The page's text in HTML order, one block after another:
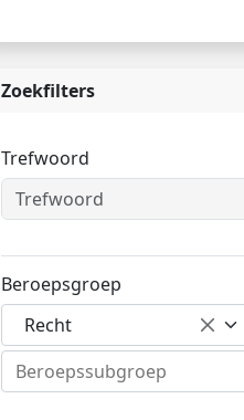
Zoekfilters
Trefwoord
Beroepsgroep
Recht